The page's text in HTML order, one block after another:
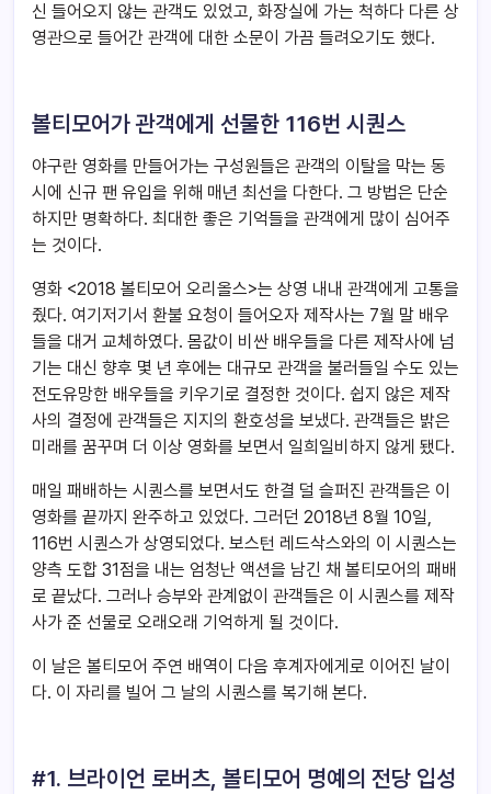
신 들어오지 않는 관객도 있었고, 화장실에 가는 척하다 다른 상
영관으로 들어간 관객에 대한 소문이 가끔 들려오기도 했다.
볼티모어가 관객에게 선물한 116번 시퀀스
야구란 영화를 만들어가는 구성원들은 관객의 이탈을 막는 동
시에 신규 팬 유입을 위해 매년 최선을 다한다. 그 방법은 단순
하지만 명확하다. 최대한 좋은 기억들을 관객에게 많이 심어주
는 것이다.
영화 <2018 볼티모어 오리올스>는 상영 내내 관객에게 고통을
줬다. 여기저기서 환불 요청이 들어오자 제작사는 7월 말 배우
들을 대거 교체하였다. 몸값이 비싼 배우들을 다른 제작사에 넘
기는 대신 향후 몇 년 후에는 대규모 관객을 불러들일 수도 있는
전도유망한 배우들을 키우기로 결정한 것이다. 쉽지 않은 제작
사의 결정에 관객들은 지지의 환호성을 보냈다. 관객들은 밝은
미래를 꿈꾸며 더 이상 영화를 보면서 일희일비하지 않게 됐다.
매일 패배하는 시퀀스를 보면서도 한결 덜 슬퍼진 관객들은 이
영화를 끝까지 완주하고 있었다. 그러던 2018년 8월 10일,
116번 시퀀스가 상영되었다. 보스턴 레드삭스와의 이 시퀀스는
양측 도합 31점을 내는 엄청난 액션을 남긴 채 볼티모어의 패배
로 끝났다. 그러나 승부와 관계없이 관객들은 이 시퀀스를 제작
사가 준 선물로 오래오래 기억하게 될 것이다.
이 날은 볼티모어 주연 배역이 다음 후계자에게로 이어진 날이
다. 이 자리를 빌어 그 날의 시퀀스를 복기해 본다.
#1. 브라이언 로버츠, 볼티모어 명예의 전당 입성